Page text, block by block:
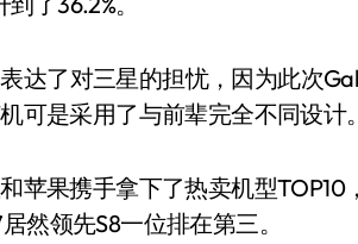
达了对三星的担忧，因为此次
可是采用了与前辈完全不同设计。
苹果携手拿下了热卖机型TOP10
然领先S8一位排在第三。